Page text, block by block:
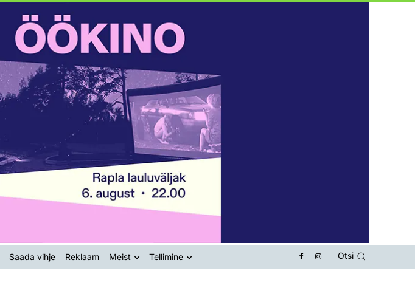
Saada vihje Reklaam Meist Tellimine Otsi